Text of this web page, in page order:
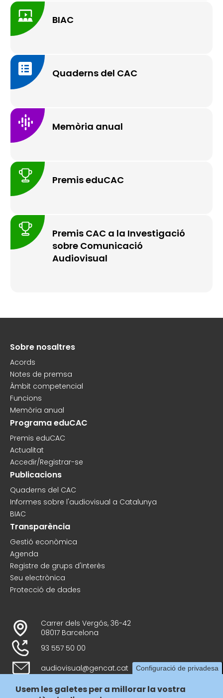
BIAC
Quaderns del CAC
Memòria anual
Premis eduCAC
Premis CAC a la Investigació
sobre Comunicació
Audiovisual
Peu
Sobre nosaltres
Acords
Notes de premsa
Àmbit competencial
Funcions
Memòria anual
Programa eduCAC
Premis eduCAC
Actualitat
Accedir/Registrar-se
Publicacions
Quaderns del CAC
Informes sobre l'audiovisual a Catalunya
BIAC
Transparència
Gestió econòmica
Agenda
Registre de grups d'interès
Seu electrònica
Protecció de dades
Carrer dels Vergós, 36-42
08017 Barcelona
93 557 50 00
audiovisual@gencat.cat
Configuració de privadesa
Usem les galetes per a millorar la vostra